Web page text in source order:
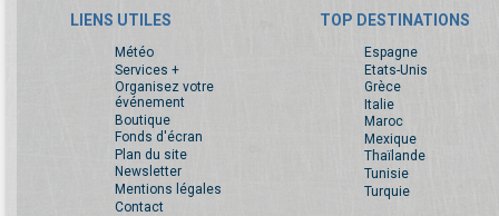
LIENS UTILES
Météo
Services +
Organisez votre
événement
Boutique
Fonds d'écran
Plan du site
Newsletter
Mentions légales
Contact
TOP DESTINATIONS
Espagne
Etats-Unis
Grèce
Italie
Maroc
Mexique
Thaïlande
Tunisie
Turquie